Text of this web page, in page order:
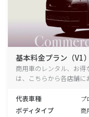
基本料金プラン（V1）
商用車のレンタル、お
は、こちらから各店舗に
代表車種 プ
ボディタイプ 商